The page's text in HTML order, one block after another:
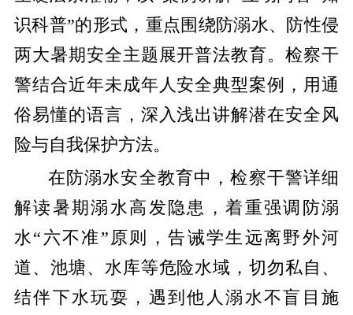
识科普”的形式，重点围绕防溺水、防性侵
两大暑期安全主题展开普法教育。检察干
警结合近年未成年人安全典型案例，用通
俗易懂的语言，深入浅出讲解潜在安全风
险与自我保护方法。
在防溺水安全教育中，检察干警详细
解读暑期溺水高发隐患，着重强调防溺
水“六不准”原则，告诫学生远离野外河
道、池塘、水库等危险水域，切勿私自、
结伴下水玩耍，遇到他人溺水不盲目施